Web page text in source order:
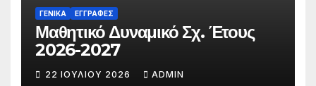
ΓΕΝΙΚΆ ΕΓΓΡΑΦΈΣ
Μαθητικό Δυναμικό Σχ. Έτους
2026-2027
22 ΙΟΥΛΊΟΥ 2026 ADMIN